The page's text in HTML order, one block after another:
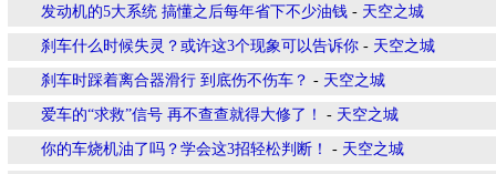
发动机的5大系统 搞懂之后每年省下不少油钱 - 天空之城
刹车什么时候失灵？或许这3个现象可以告诉你 - 天空之城
刹车时踩着离合器滑行 到底伤不伤车？ - 天空之城
爱车的“求救”信号 再不查查就得大修了！ - 天空之城
你的车烧机油了吗？学会这3招轻松判断！ - 天空之城